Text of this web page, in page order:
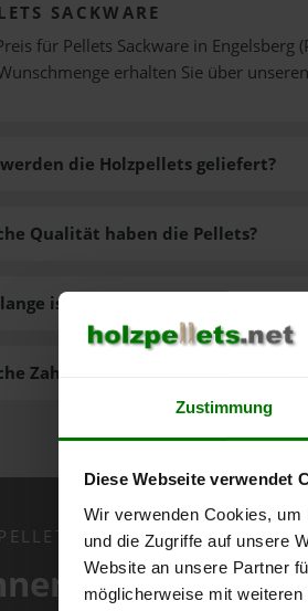
Zustimmung
Diese Webseite verwendet
Wir verwenden Cookies,
und die Zugriffe auf unsere
Website an unsere Partner
möglicherweise mit
SACKWARE
für Pellets Sackware in Engelsberg
erhalten Sie über unseren
die Holzpellets geliefert?
Zahlungsarten gibt es?
Qualität haben die Pellets?
ist die Lieferzeit der Pellets?
APP
Sie schon